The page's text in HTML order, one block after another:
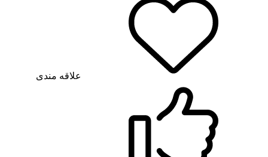
علاقه مندی